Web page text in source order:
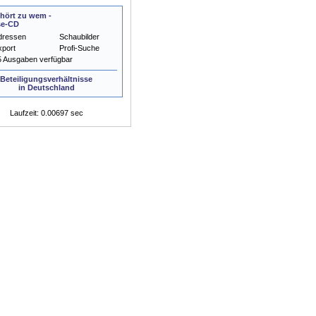
zu wem -
CD
Schaubilder
Profi-Suche
Ausgaben verfügbar
Beteiligungsverhältnisse
in Deutschland
Laufzeit: 0.00697 sec